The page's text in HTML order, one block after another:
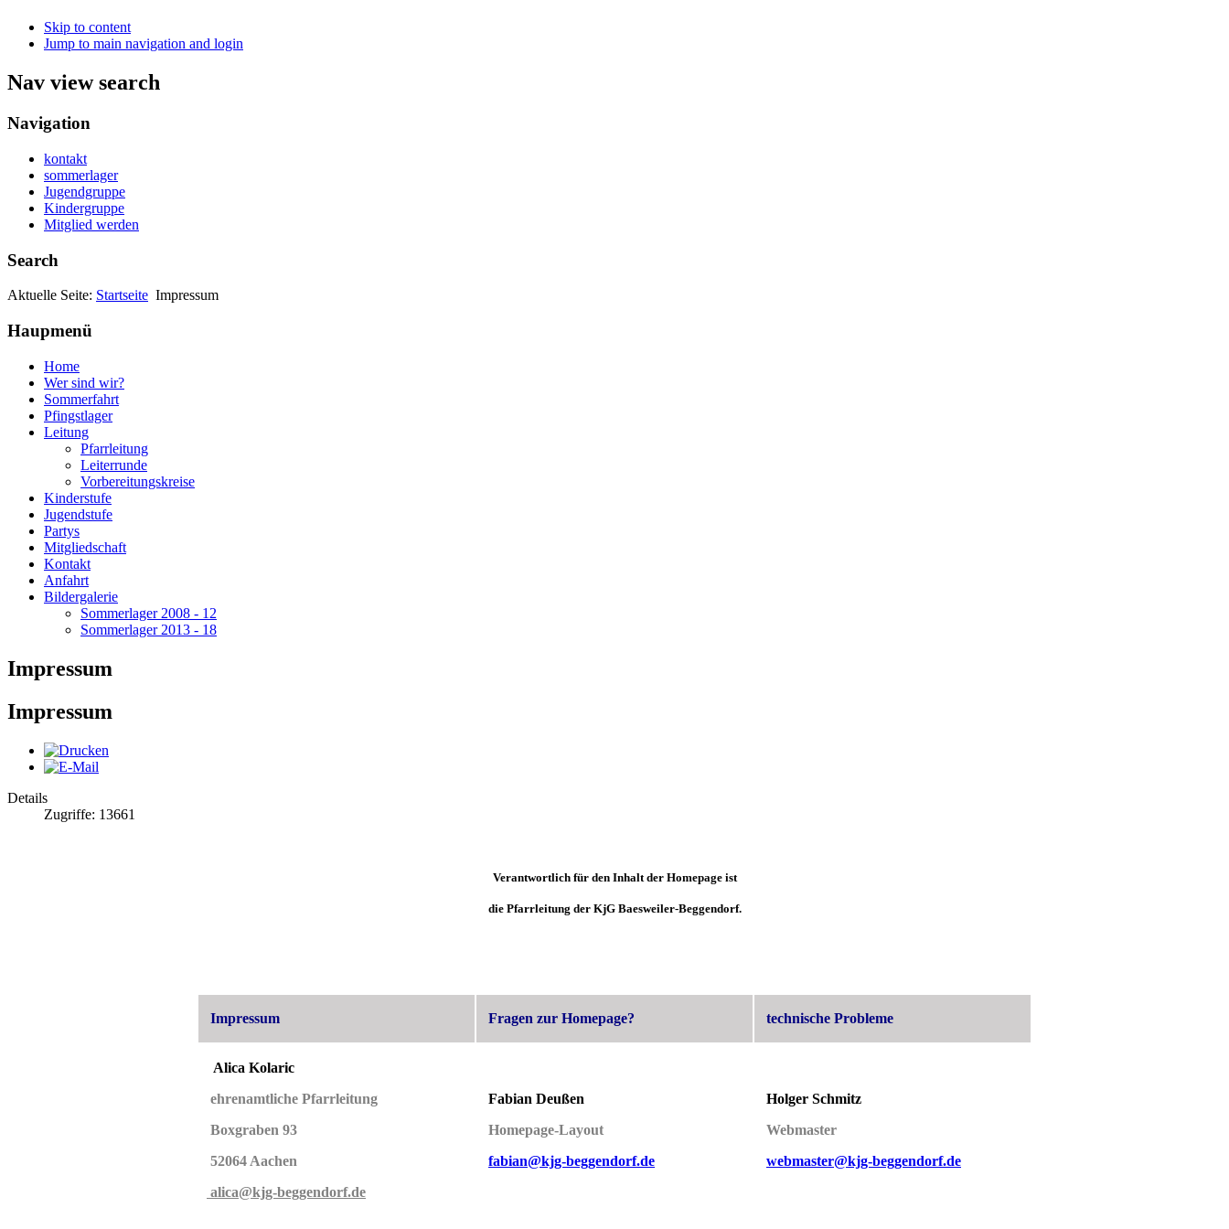
Skip to content
Jump to main navigation and login
Nav view search
Navigation
kontakt
sommerlager
Jugendgruppe
Kindergruppe
Mitglied werden
Search
Aktuelle Seite: Startseite Impressum
Haupmenü
Home
Wer sind wir?
Sommerfahrt
Pfingstlager
Leitung
Pfarrleitung
Leiterrunde
Vorbereitungskreise
Kinderstufe
Jugendstufe
Partys
Mitgliedschaft
Kontakt
Anfahrt
Bildergalerie
Sommerlager 2008 - 12
Sommerlager 2013 - 18
Impressum
Impressum
Details
Zugriffe: 13661
Verantwortlich für den Inhalt der Homepage ist
die Pfarrleitung der KjG Baesweiler-Beggendorf.
Impressum Fragen zur Homepage? technische Probleme
Alica Kolaric
ehrenamtliche Pfarrleitung
Boxgraben 93
52064 Aachen
alica@kjg-beggendorf.de
Fabian Deußen
Homepage-Layout
fabian@kjg-beggendorf.de
Holger Schmitz
Webmaster
webmaster@kjg-beggendorf.de